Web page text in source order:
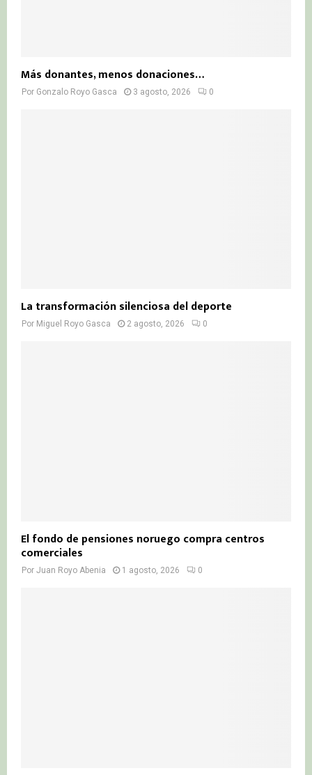
Más donantes, menos donaciones…
Por Gonzalo Royo Gasca 3 agosto, 2026 0
La transformación silenciosa del deporte
Por Miguel Royo Gasca 2 agosto, 2026 0
El fondo de pensiones noruego compra centros
comerciales
Por Juan Royo Abenia 1 agosto, 2026 0